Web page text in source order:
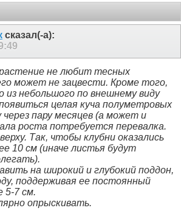
сказал(-а):
не любит тесных
может не зацвести. Кроме того,
из небольшого по внешнему виду
целая куча полуметровых
пару месяцев (а может и
роста потребуется перевалка.
Так, чтобы клубни оказались
10 см (иначе листья будут
на широкий и глубокий поддон,
поддерживая ее постоянный
5-7 см.
опрыскивать.